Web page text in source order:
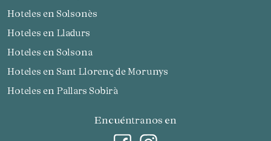
Hoteles en Solsonès
Hoteles en Lladurs
Hoteles en Solsona
Hoteles en Sant Llorenç de Morunys
Hoteles en Pallars Sobirà
Encuéntranos en